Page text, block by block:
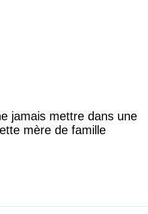
jamais mettre dans une
mère de famille